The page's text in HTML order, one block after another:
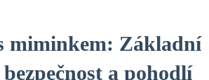
miminkem: Základní
a pohodlí